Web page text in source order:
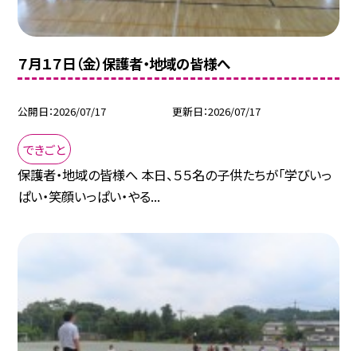
７月１７日（金）保護者・地域の皆様へ
公開日 2026/07/17 更新日 2026/07/17
できごと
保護者・地域の皆様へ 本日、５５名の子供たちが「学びいっ
ぱい・笑顔いっぱい・やる...